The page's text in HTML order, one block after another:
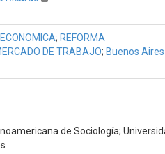
; REFORMA
DE TRABAJO; Buenos Aires
de Sociología;